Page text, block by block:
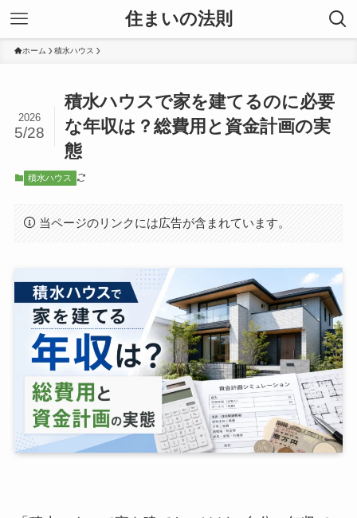
住まいの法則
ホーム 積水ハウス
積水ハウスで家を建てるのに必要
な年収は？総費用と資金計画の実
態
2026
5/28
積水ハウス
当ページのリンクには広告が含まれています。